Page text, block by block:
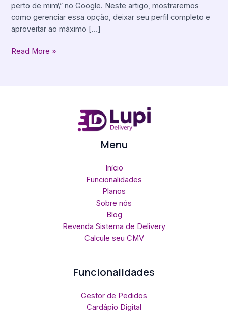
perto de mim\” no Google. Neste artigo, mostraremos
como gerenciar essa opção, deixar seu perfil completo e
aproveitar ao máximo […]
Read More »
Menu
Início
Funcionalidades
Planos
Sobre nós
Blog
Revenda Sistema de Delivery
Calcule seu CMV
Funcionalidades
Gestor de Pedidos
Cardápio Digital